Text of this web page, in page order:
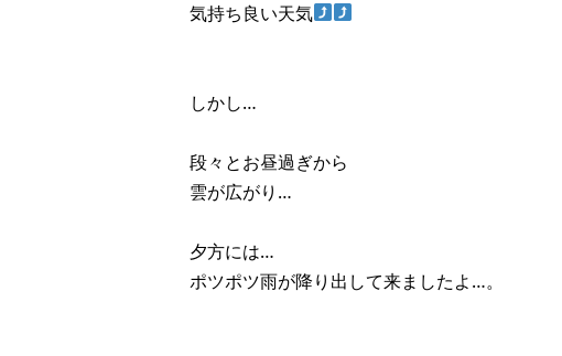
気持ち良い天気
しかし…
段々とお昼過ぎから
雲が広がり…
夕方には…
ポツポツ雨が降り出して来ましたよ…。